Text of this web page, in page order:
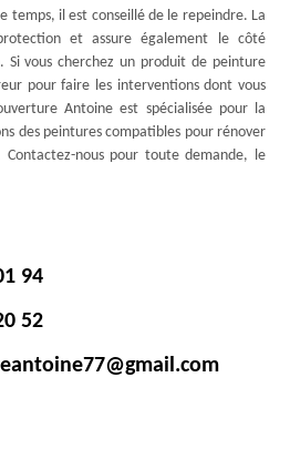
temps, il est conseillé de le repeindre. La
et assure également le côté
Si vous cherchez un produit de peinture
pour faire les interventions dont vous
Antoine est spécialisée pour la
des peintures compatibles pour rénover
nous pour toute demande, le
94
52